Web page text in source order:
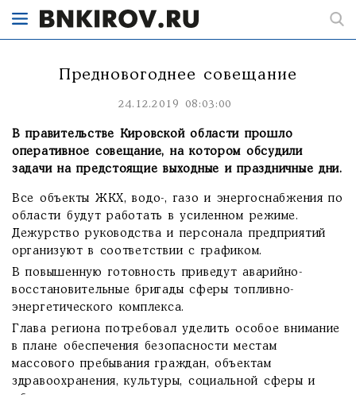
Предновогоднее совещание
24.12.2019 08:03:00
В правительстве Кировской области прошло
оперативное совещание, на котором обсудили
задачи на предстоящие выходные и праздничные дни.
Все объекты ЖКХ, водо-, газо и энергоснабжения по
области будут работать в усиленном режиме.
Дежурство руководства и персонала предприятий
организуют в соответствии с графиком.
В повышенную готовность приведут аварийно-
восстановительные бригады сферы топливно-
энергетического комплекса.
Глава региона потребовал уделить особое внимание
в плане обеспечения безопасности местам
массового пребывания граждан, объектам
здравоохранения, культуры, социальной сферы и